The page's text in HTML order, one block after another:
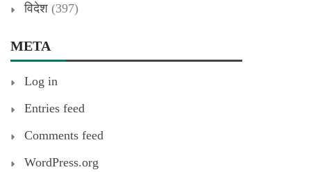
विदेश (397)
META
Log in
Entries feed
Comments feed
WordPress.org